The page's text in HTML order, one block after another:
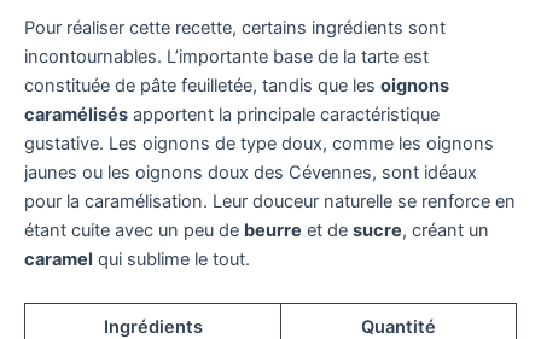
Pour réaliser cette recette, certains ingrédients sont
incontournables. L’importante base de la tarte est
constituée de pâte feuilletée, tandis que les oignons
caramélisés apportent la principale caractéristique
gustative. Les oignons de type doux, comme les oignons
jaunes ou les oignons doux des Cévennes, sont idéaux
pour la caramélisation. Leur douceur naturelle se renforce en
étant cuite avec un peu de beurre et de sucre, créant un
caramel qui sublime le tout.
Ingrédients Quantité